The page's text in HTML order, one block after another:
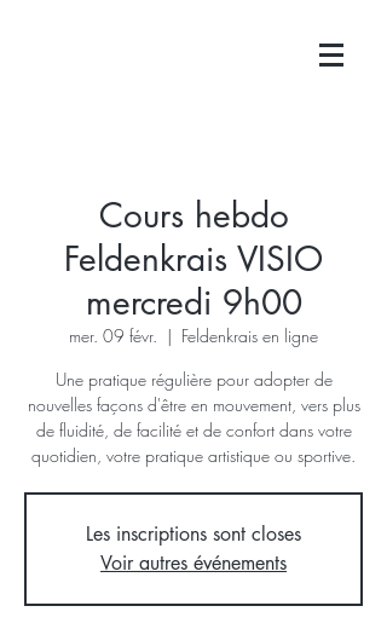
Cours hebdo
Feldenkrais VISIO
mercredi 9h00
mer. 09 févr.
  |
Feldenkrais en ligne
Une pratique régulière pour adopter de
nouvelles façons d'être en mouvement, vers plus
de fluidité, de facilité et de confort dans votre
quotidien, votre pratique artistique ou sportive.
Les inscriptions sont closes
Voir autres événements